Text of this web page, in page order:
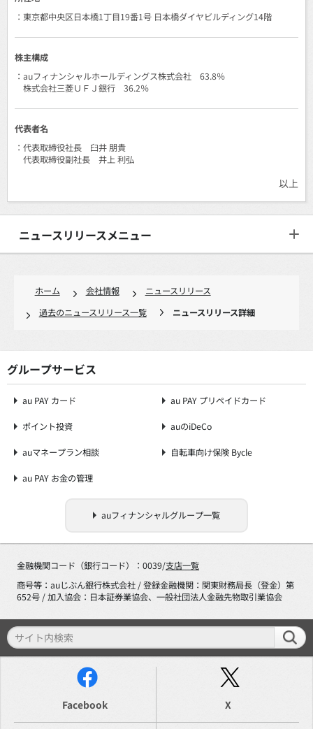
：東京都中央区日本橋1丁目19番1号 日本橋ダイヤビルディング14階
株主構成
：auフィナンシャルホールディングス株式会社 63.8％
株式会社三菱ＵＦＪ銀行 36.2％
代表者名
：代表取締役社長 臼井 朋貴
代表取締役副社長 井上 利弘
以上
ニュースリリースメニュー
ホーム 会社情報
ニュースリリース
過去のニュースリリース一覧
ニュースリリース詳細
グループサービス
au PAY カード au PAY プリペイドカード
ポイント投資 auのiDeCo
auマネープラン相談 自転車向け保険 Bycle
au PAY お金の管理
auフィナンシャルグループ一覧
金融機関コード（銀行コード）：0039/支店一覧
商号等：auじぶん銀行株式会社 / 登録金融機関：関東財務局長（登金）第
652号 / 加入協会：日本証券業協会、一般社団法人金融先物取引業協会
Facebook X